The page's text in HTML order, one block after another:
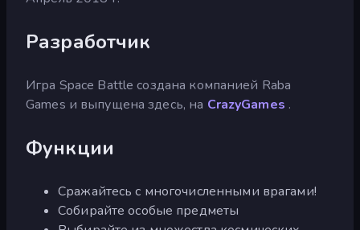
Разработчик
Игра Space Battle создана компанией Raba
Games и выпущена здесь, на CrazyGames .
Функции
Сражайтесь с многочисленными врагами!
Собирайте особые предметы